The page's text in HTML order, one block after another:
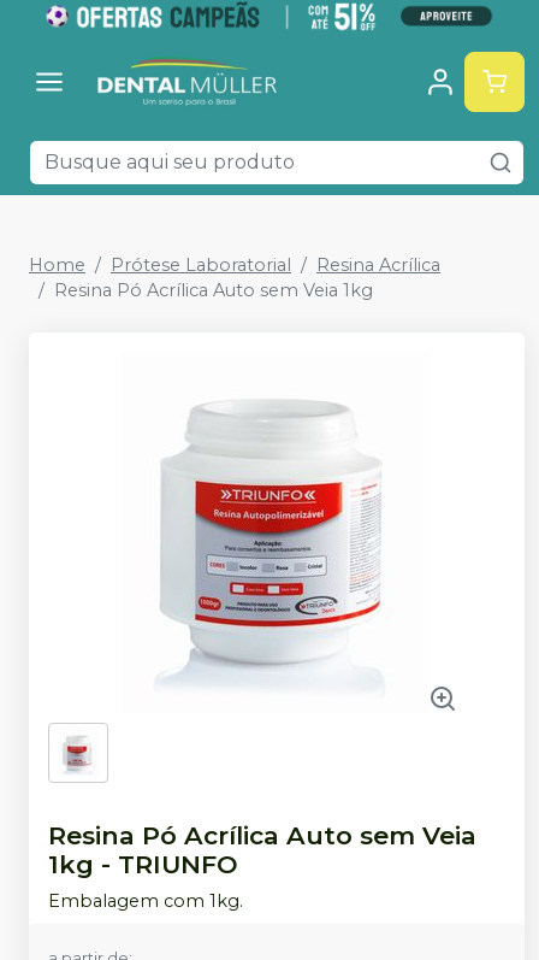
Home Prótese Laboratorial
Resina Acrílica
Resina Pó Acrílica Auto sem Veia 1kg
Resina Pó Acrílica Auto sem Veia
1kg - TRIUNFO
Embalagem com 1kg.